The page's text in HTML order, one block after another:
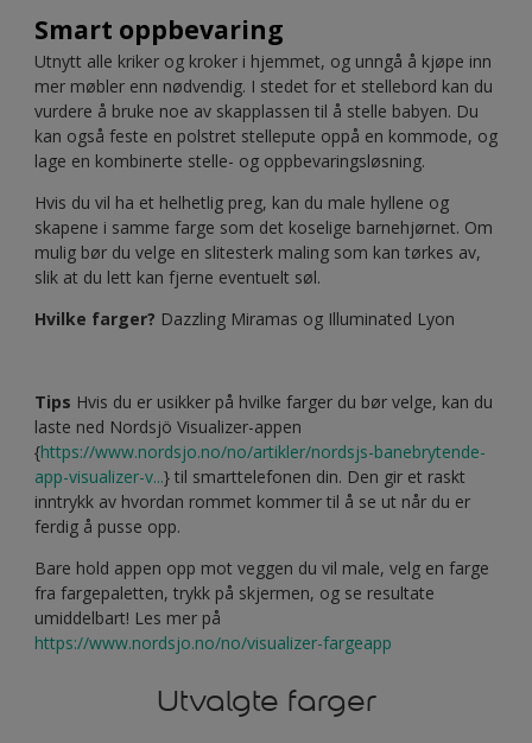
Smart oppbevaring
Utnytt alle kriker og kroker i hjemmet, og unngå å kjøpe inn
mer møbler enn nødvendig. I stedet for et stellebord kan du
vurdere å bruke noe av skapplassen til å stelle babyen. Du
kan også feste en polstret stellepute oppå en kommode, og
lage en kombinerte stelle- og oppbevaringsløsning.
Hvis du vil ha et helhetlig preg, kan du male hyllene og
skapene i samme farge som det koselige barnehjørnet. Om
mulig bør du velge en slitesterk maling som kan tørkes av,
slik at du lett kan fjerne eventuelt søl.
Hvilke farger? Dazzling Miramas og Illuminated Lyon
Tips Hvis du er usikker på hvilke farger du bør velge, kan du
laste ned Nordsjö Visualizer-appen
{https://www.nordsjo.no/no/artikler/nordsjs-banebrytende-
app-visualizer-v...} til smarttelefonen din. Den gir et raskt
inntrykk av hvordan rommet kommer til å se ut når du er
ferdig å pusse opp.
Bare hold appen opp mot veggen du vil male, velg en farge
fra fargepaletten, trykk på skjermen, og se resultate
umiddelbart! Les mer på
https://www.nordsjo.no/no/visualizer-fargeapp
Utvalgte farger